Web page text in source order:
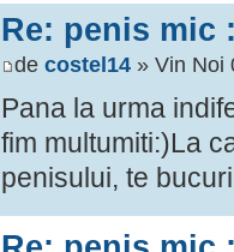
Re: penis mic
de costel14 » Vin Noi
Pana la urma
fim multumiti:)La
penisului, te